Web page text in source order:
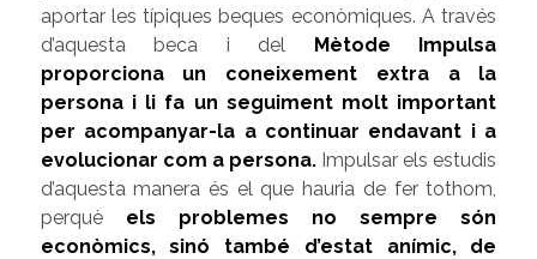
aportar les típiques beques econòmiques. A través
d’aquesta beca i del
Mètode Impulsa
proporciona un coneixement extra a la
persona i li fa un seguiment molt important
per acompanyar-la a continuar endavant i a
evolucionar com a persona. Impulsar els estudis
d’aquesta manera és el que hauria de fer tothom,
perquè els problemes no sempre són
econòmics, sinó també d’estat anímic, de